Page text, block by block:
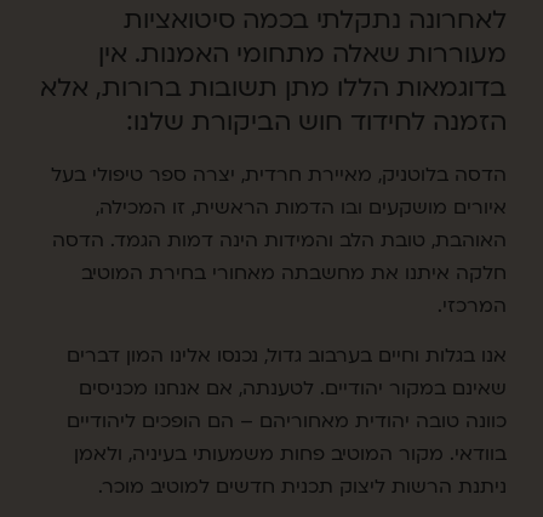
לאחרונה נתקלתי בכמה סיטואציות
מעוררות שאלה מתחומי האמנות. אין
בדוגמאות הללו מתן תשובות ברורות, אלא
הזמנה לחידוד חוש הביקורת שלנו: ​
הדסה בלוטניק, מאיירת חרדית, יצרה ספר טיפולי בעל
איורים מושקעים ובו הדמות הראשית, זו המכילה,
האוהבת, טובת הלב והמידות הינה דמות הגמד. הדסה
חלקה איתנו את מחשבתה מאחורי בחירת המוטיב
המרכזי.
אנו בגלות וחיים בערבוב גדול, נכנסו אלינו המון דברים
שאינם במקור יהודיים. לטענתה, אם אנחנו מכניסים
כוונה טובה יהודית מאחוריהם – הם הופכים ליהודיים
בוודאי. מקור המוטיב פחות משמעותי בעיניה, ולאמן
ניתנת הרשות ליצוק תכנית חדשים למוטיב מוכר.